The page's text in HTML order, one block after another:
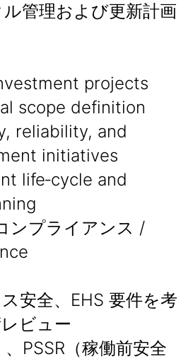
管理および更新計画
projects
scope definition
reliability, and
initiatives
life‑cycle and
ンプライアンス /
安全、EHS 要件を考
ビュー
PSSR（稼働前安全